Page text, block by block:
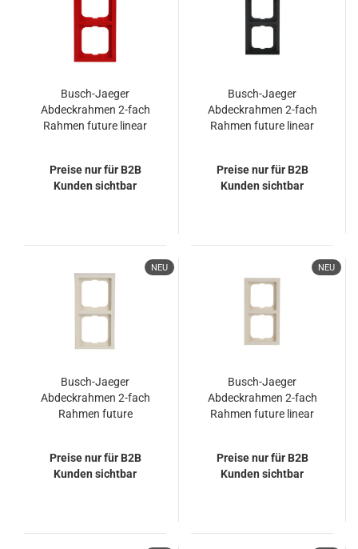
Busch-Jaeger
Abdeckrahmen 2-fach
Rahmen future linear
Preise nur für B2B
Kunden sichtbar
Busch-Jaeger
Abdeckrahmen 2-fach
Rahmen future linear
Preise nur für B2B
Kunden sichtbar
NEU
Busch-Jaeger
Abdeckrahmen 2-fach
Rahmen future
Preise nur für B2B
Kunden sichtbar
NEU
Busch-Jaeger
Abdeckrahmen 2-fach
Rahmen future linear
Preise nur für B2B
Kunden sichtbar